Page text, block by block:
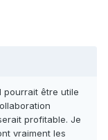
pourrait être utile
profitable. Je
vraiment les